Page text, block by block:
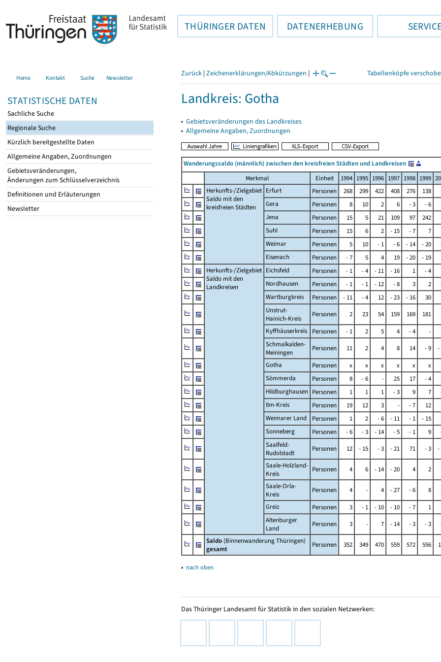
THÜRINGER DATEN DATENERHEBUNG
Home Kontakt Suche Newsletter
STATISTISCHE DATEN
Sachliche Suche
Regionale Suche
Kürzlich bereitgestellte Daten
Allgemeine Angaben, Zuordnungen
Gebietsveränderungen,
Änderungen zum Schlüsselverzeichnis
Definitionen und Erläuterungen
Newsletter
Zurück | Zeichenerklärungen/Abkürzungen | Tabellenköpfe
Landkreis: Gotha
▸ Gebietsveränderungen des Landkreises
▸ Allgemeine Angaben, Zuordnungen
Wanderungssaldo (männlich) zwischen den kreisfreien Städten und Landkreisen
Merkmal
Einheit 1994 1995 1996 1997 1998 1999
Herkunfts-/Zielgebiet
Saldo mit den
kreisfreien Städten
Erfurt Personen 268 299 422 408 276 138
Gera
Personen 8 10 2 6 - 3 - 6
Jena
Personen 15 5 21 109 97 242
Suhl
Personen 15 6 2 - 15 - 7 7
Weimar
Personen 5 10 - 1 - 6 - 14 - 20
Eisenach
Personen - 7 5 4 19 - 20 - 19
Herkunfts-/Zielgebiet
Saldo mit den
Landkreisen
Eichsfeld Personen - 1 - 4 - 11 - 16 1 - 4
Nordhausen
Personen - 1 - 1 - 12 - 8 3 2
Wartburgkreis
Personen - 11 - 4 12 - 23 - 16 30
Unstrut-
Hainich-Kreis
Personen 2 23 54 159 169 181
Kyffhäuserkreis
Personen - 1 2 5 4 - 4 -
Schmalkalden-
Meiningen
Personen 11 2 4 8 14 - 9 -
Gotha
Personen x x x x x x
Sömmerda
Personen 8 - 6 - 25 17 - 4
Hildburghausen Personen 1 1 1 - 3 9 7
Ilm-Kreis
Personen 19 12 3 - - 7 12
Weimarer Land
Personen 1 2 - 6 - 11 - 1 - 15
Sonneberg
Personen - 6 - 3 - 14 - 5 - 1 9
Saalfeld-
Rudolstadt
Personen 12 - 15 - 3 - 21 71 - 3 -
Saale-Holzland-
Kreis
Personen 4 6 - 14 - 20 4 2
Saale-Orla-
Kreis
Personen 4 - 4 - 27 - 6 8
Greiz
Personen 3 - 1 - 10 - 10 - 7 1
Altenburger
Land
Personen 3 - 7 - 14 - 3 - 3
Saldo (Binnenwanderung Thüringen)
gesamt
Personen 352 349 470 559 572 556
▴ nach oben
Das Thüringer Landesamt für Statistik in den sozialen Netzwerken: